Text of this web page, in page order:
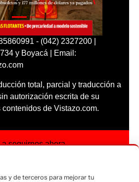
- (042) 2327200 |
y Boyacá | Email:
total, parcial y traducción a
autorización escrita de su
contenidos de Vistazo.com.
seguirnos ahora
y de terceros para mejorar tu